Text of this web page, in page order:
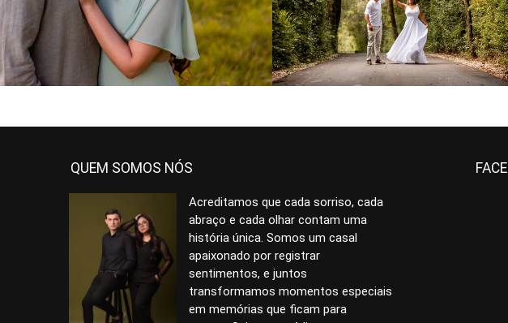
1007 0 864 54
QUEM SOMOS NÓS
Acreditamos que cada sorriso, cada
abraço e cada olhar contam uma
história única. Somos um casal
apaixonado por registrar
sentimentos, e juntos
transformamos momentos especiais
em memórias que ficam para